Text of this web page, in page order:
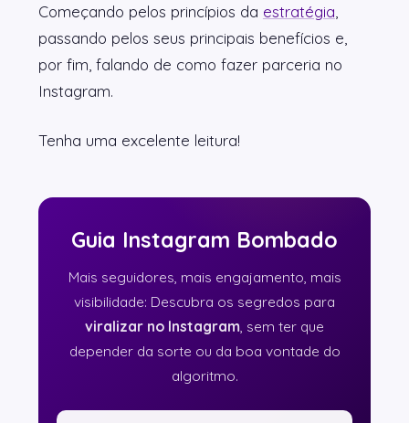
Começando pelos princípios da estratégia
passando pelos seus principais benefícios e,
por fim, falando de como fazer parceria no
Instagram.
Tenha uma excelente leitura!
Guia Instagram Bombado
Mais seguidores, mais engajamento, mais
visibilidade: Descubra os segredos para
viralizar no Instagram, sem ter que
depender da sorte ou da boa vontade do
algoritmo.